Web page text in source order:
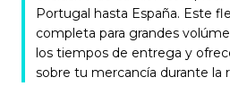
Portugal hasta España. Este
completa para grandes
los tiempos de entrega y
sobre tu mercancía durante la